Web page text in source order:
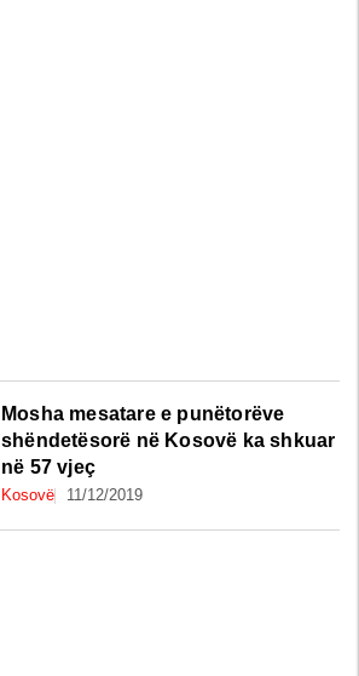
Mosha mesatare e punëtorëve
shëndetësorë në Kosovë ka shkuar
në 57 vjeç
Kosovë 11/12/2019